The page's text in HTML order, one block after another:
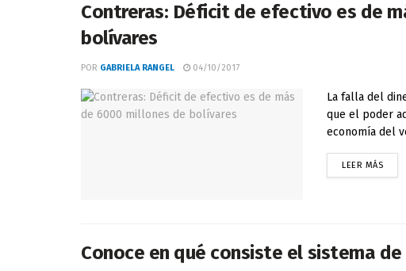
Contreras: Déficit de efectivo es de
bolívares
POR GABRIELA RANGEL 04/10/2017
La falla del
que el poder
economía del
LEER MÁS
Conoce en qué consiste el sistema